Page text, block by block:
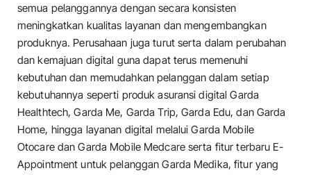
semua pelanggannya dengan secara konsisten
meningkatkan kualitas layanan dan mengembangkan
produknya. Perusahaan juga turut serta dalam perubahan
dan kemajuan digital guna dapat terus memenuhi
kebutuhan dan memudahkan pelanggan dalam setiap
kebutuhannya seperti produk asuransi digital Garda
Healthtech, Garda Me, Garda Trip, Garda Edu, dan Garda
Home, hingga layanan digital melalui Garda Mobile
Otocare dan Garda Mobile Medcare serta fitur terbaru E-
Appointment untuk pelanggan Garda Medika, fitur yang